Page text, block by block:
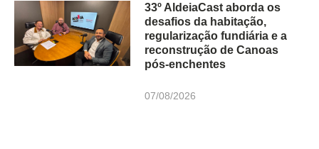
33º AldeiaCast aborda os
desafios da habitação,
regularização fundiária e a
reconstrução de Canoas
pós-enchentes
07/08/2026